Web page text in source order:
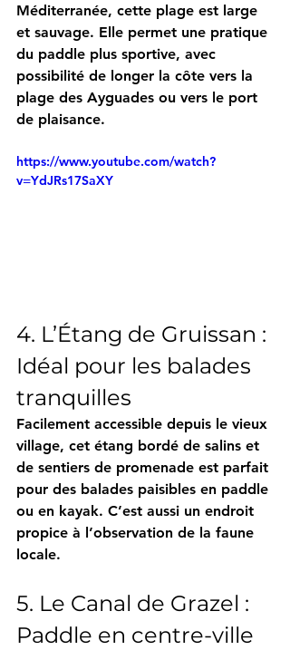
Méditerranée, cette plage est large
et sauvage. Elle permet une pratique
du paddle plus sportive, avec
possibilité de longer la côte vers la
plage des Ayguades ou vers le port
de plaisance.
https://www.youtube.com/watch?
v=YdJRs17SaXY
4. L’Étang de Gruissan :
Idéal pour les balades
tranquilles
Facilement accessible depuis le vieux
village, cet étang bordé de salins et
de sentiers de promenade est parfait
pour des balades paisibles en paddle
ou en kayak. C’est aussi un endroit
propice à l’observation de la faune
locale.
5. Le Canal de Grazel :
Paddle en centre-ville